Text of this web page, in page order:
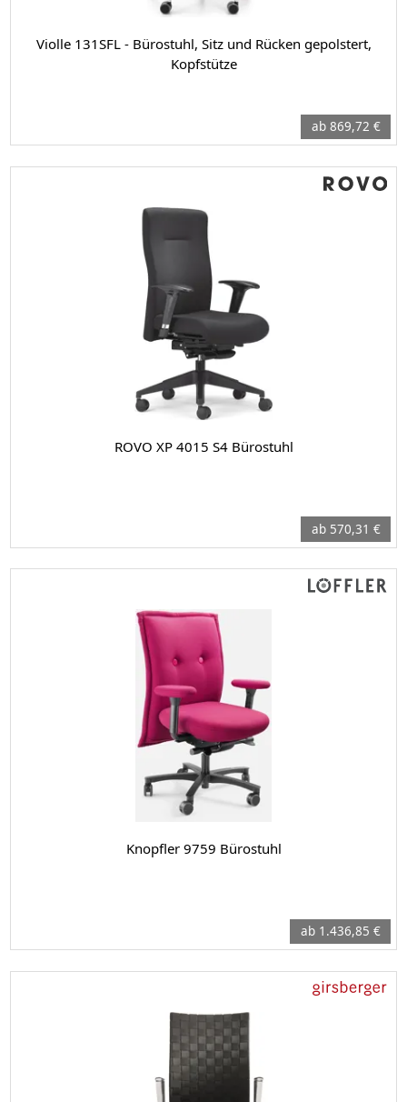
Violle 131SFL - Bürostuhl, Sitz und Rücken gepolstert,
Kopfstütze
ab 869,72 €
ROVO XP 4015 S4 Bürostuhl
ab 570,31 €
Knopfler 9759 Bürostuhl
ab 1.436,85 €